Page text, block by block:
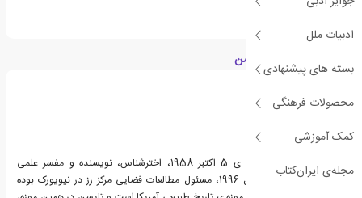
ادبیات ملل
بسته های پیشنهادی
محصولات فرهنگی
کمک آموزشی
مجله‌ی ایران‌کتاب
است.
درباره نیل دگراس تایسن
نیل دگراس تایسن، زاده ی 5 اکتبر 1958، اخترشناس، نویسنده و مفسر علمی
آمریکایی است. او از سال 1996، مسئول مطالعات فضایی مرکز رز در نیویورک بوده